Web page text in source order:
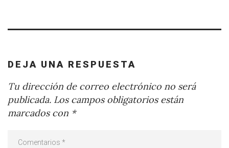
DEJA UNA RESPUESTA
Tu dirección de correo electrónico no será
publicada. Los campos obligatorios están
marcados con *